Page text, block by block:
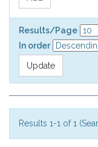
Results/Page
In order
Results 1-1 of 1